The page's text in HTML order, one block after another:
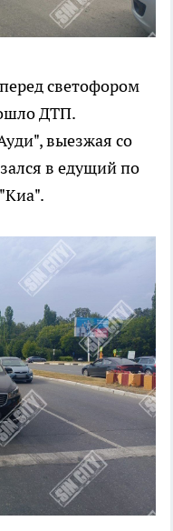
светофором
ДТП.
выезжая со
в едущий по